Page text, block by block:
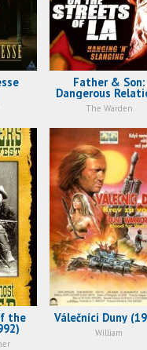
Father & Son:
Dangerous
(1993)
The Warden
the Válečníci Duny
William